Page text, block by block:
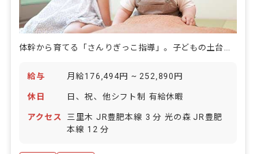
体幹から育てる「さんりぎっこ指導」。子どもの土台づくりに関われる保育園です。
給与 月給176,494円 ~ 252,890円
休日 日、祝、他シフト制 有給休暇
アクセス
三里木 JR豊肥本線 3 分 光の森 JR豊肥
本線 12 分